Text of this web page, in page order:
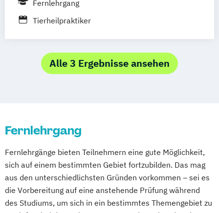
Ernährungsberater/-in
Ernährungsberater/-in mit zusätzlicher
"Lebensmittelunverträglichkeiten und -
allergien"
Ernährungsberater/in mit der Fachrichtung
Pflanzenkunde in der Ernährung
Erziehungsberater/in
Erziehungsberater/in Fachrichtung
Entspannungspädagogik
Erziehungsberater/in Fachrichtung
Entwicklungsberatung
Münster
Nürnberg
Osnabrück Passau
Rosenheim Rostock Saarbrücken
Siegen Stuttgart Trier Tübingen Ulm
Villingen-Schwenningen Würzburg Zürich
Fernlehrgang
Tierheilpraktiker
Alle 3 Ergebnisse ansehen
Fernlehrgang
Fernlehrgänge bieten Teilnehmern eine gute Möglichkeit,
sich auf einem bestimmten Gebiet fortzubilden. Das mag
aus den unterschiedlichsten Gründen vorkommen – sei es
die Vorbereitung auf eine anstehende Prüfung während
des Studiums, um sich in ein bestimmtes Themengebiet zu